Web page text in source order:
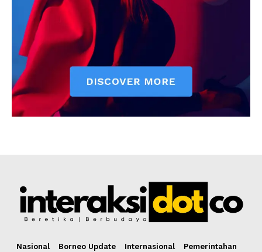
Nasional Borneo Update Internasional
Pemerintahan